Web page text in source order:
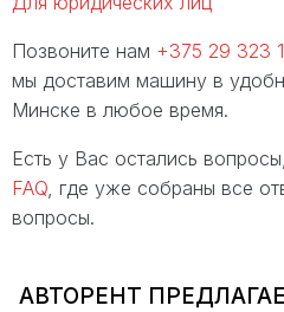
Позвоните нам +375 29 323
мы доставим машину в
Минске в любое время.
Есть у Вас остались
FAQ, где уже собраны все
вопросы.
АВТОРЕНТ